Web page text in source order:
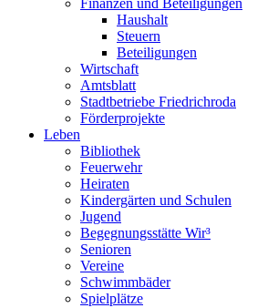
Finanzen und Beteiligungen
Haushalt
Steuern
Beteiligungen
Wirtschaft
Amtsblatt
Stadtbetriebe Friedrichroda
Förderprojekte
Leben
Bibliothek
Feuerwehr
Heiraten
Kindergärten und Schulen
Jugend
Begegnungsstätte Wir³
Senioren
Vereine
Schwimmbäder
Spielplätze